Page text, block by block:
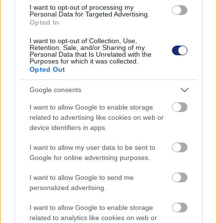
I want to opt-out of processing my
Personal Data for Targeted Advertising.
Opted In
I want to opt-out of Collection, Use,
Retention, Sale, and/or Sharing of my
Personal Data that Is Unrelated with the
Purposes for which it was collected.
Opted Out
Google consents
I want to allow Google to enable storage
related to advertising like cookies on web or
device identifiers in apps.
I want to allow my user data to be sent to
Google for online advertising purposes.
I want to allow Google to send me
personalized advertising.
I want to allow Google to enable storage
related to analytics like cookies on web or
Nissan Ariyais idén mutatkozik be, a kategória egyik
legnagyobb, 87 kilowattórás akkumulátor-csomagjával.
amelynek lényege, hogy a nyomatékvezérlés
kerekenként eltér: az ikermotoros rendszer
zökkenőmentes teljesítményelosztása azonnal reagál a